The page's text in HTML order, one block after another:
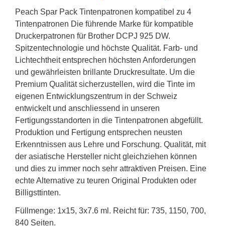
Peach Spar Pack Tintenpatronen kompatibel zu 4
Tintenpatronen Die führende Marke für kompatible
Druckerpatronen für Brother DCPJ 925 DW.
Spitzentechnologie und höchste Qualität. Farb- und
Lichtechtheit entsprechen höchsten Anforderungen
und gewährleisten brillante Druckresultate. Um die
Premium Qualität sicherzustellen, wird die Tinte im
eigenen Entwicklungszentrum in der Schweiz
entwickelt und anschliessend in unseren
Fertigungsstandorten in die Tintenpatronen abgefüllt.
Produktion und Fertigung entsprechen neusten
Erkenntnissen aus Lehre und Forschung. Qualität, mit
der asiatische Hersteller nicht gleichziehen können
und dies zu immer noch sehr attraktiven Preisen. Eine
echte Alternative zu teuren Original Produkten oder
Billigsttinten.
Füllmenge: 1x15, 3x7.6 ml. Reicht für: 735, 1150, 700,
840 Seiten.